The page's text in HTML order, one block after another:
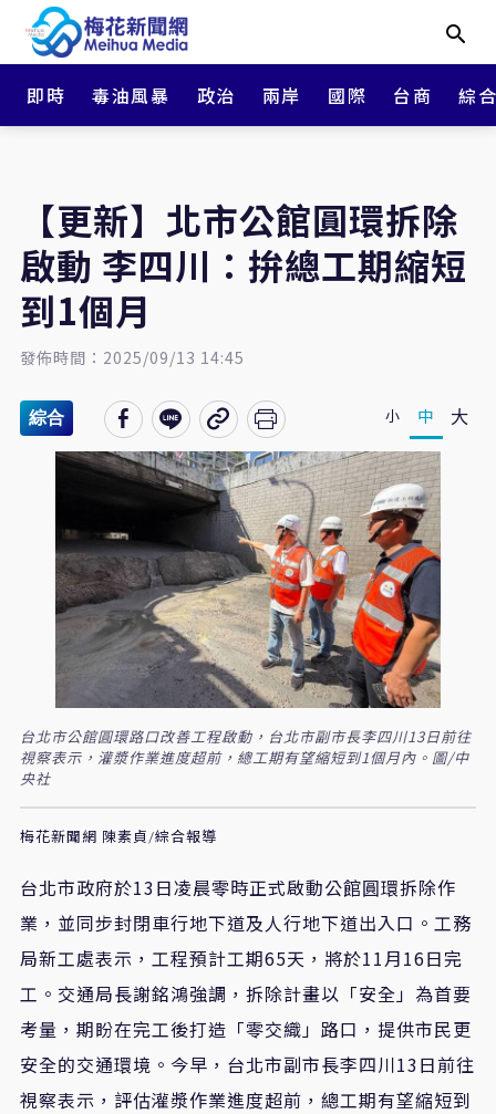
即時 毒油風暴 政治 兩岸 國際 台商 綜
【更新】北市公館圓環拆除
啟動 李四川：拚總工期縮短
到1個月
發佈時間：2025/09/13 14:45
綜合 小 中 大
台北市公館圓環路口改善工程啟動，台北市副市長李四川13日前往
視察表示，灌漿作業進度超前，總工期有望縮短到1個月內。圖/中
央社
梅花新聞網 陳素貞/綜合報導
台北市政府於13日凌晨零時正式啟動公館圓環拆除作
業，並同步封閉車行地下道及人行地下道出入口。工務
局新工處表示，工程預計工期65天，將於11月16日完
工。交通局長謝銘鴻強調，拆除計畫以「安全」為首要
考量，期盼在完工後打造「零交織」路口，提供市民更
安全的交通環境。今早，台北市副市長李四川13日前往
視察表示，評估灌漿作業進度超前，總工期有望縮短到